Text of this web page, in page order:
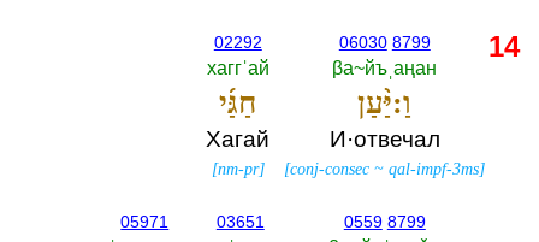
06030 8799
βа~йъˌаңан
וַ:יַּ֨עַן
И·отвечал
[conj-consec ~qal-impf-3ms]
02292
хаггˈай
חַגַּ֜י
Хагай
[nm-pr]
0559 8799
03651
05971
14